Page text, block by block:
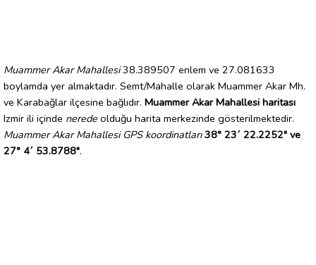
Muammer Akar Mahallesi38.389507 enlem ve 27.081633
boylamda yer almaktadır. Semt/Mahalle olarak Muammer Akar Mh.
ve Karabağlar ilçesine bağlıdır. Muammer Akar Mahallesi haritası
Izmir ili içinde nerede olduğu harita merkezinde gösterilmektedir.
Muammer Akar Mahallesi GPS koordinatları 38° 23´ 22.2252" ve
27° 4´ 53.8788".